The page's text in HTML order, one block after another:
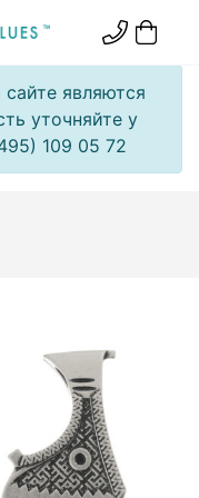
являются
уточняйте у
109 05 72